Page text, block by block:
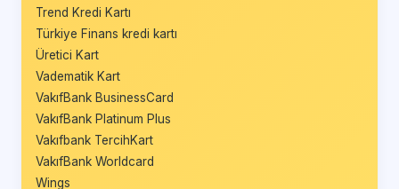
Trend Kredi Kartı
Türkiye Finans kredi kartı
Üretici Kart
Vadematik Kart
VakıfBank BusinessCard
VakıfBank Platinum Plus
Vakıfbank TercihKart
VakıfBank Worldcard
Wings